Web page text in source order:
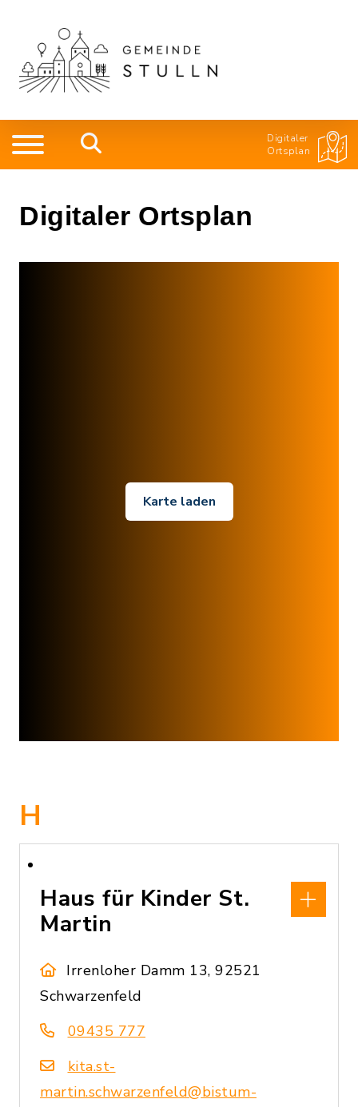
Digitaler
Ortsplan
Digitaler Ortsplan
Karte laden
H
Haus für Kinder St.
Martin
Irrenloher Damm 13, 92521
Schwarzenfeld
09435 777
kita.st-
martin.schwarzenfeld@bistum-